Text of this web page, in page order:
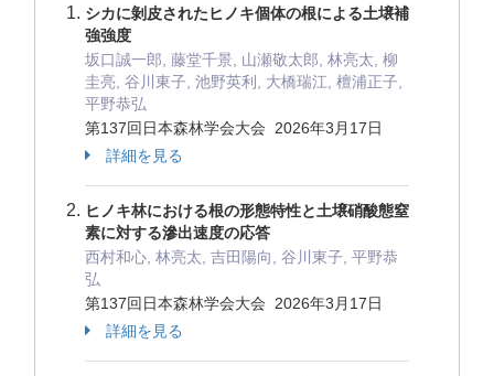
シカに剝皮されたヒノキ個体の根による土壌補
強強度
坂口誠一郎, 藤堂千景, 山瀬敬太郎, 林亮太, 柳
圭亮, 谷川東子, 池野英利, 大橋瑞江, 檀浦正子,
平野恭弘
第137回日本森林学会大会 2026年3月17日
詳細を見る
ヒノキ林における根の形態特性と土壌硝酸態窒
素に対する滲出速度の応答
西村和心, 林亮太, 吉田陽向, 谷川東子, 平野恭
弘
第137回日本森林学会大会 2026年3月17日
詳細を見る